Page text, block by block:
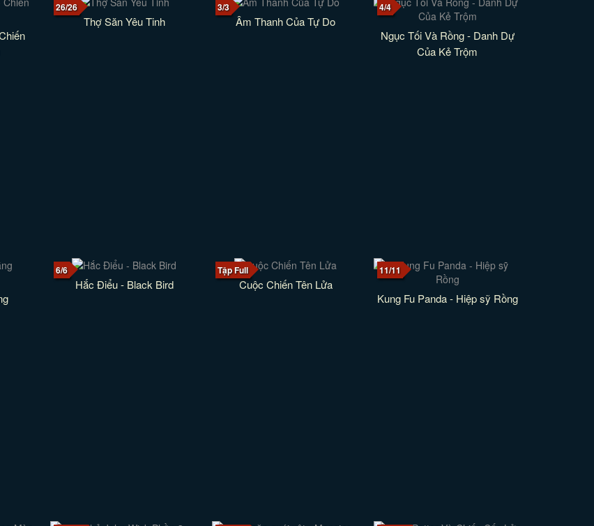
26/26
Thợ Săn Yêu Tinh
3/3
Âm Thanh Của Tự Do
4/4
Ngục Tối Và Rồng - Danh Dự
Của Kẻ Trộm
6/6
Hắc Điểu - Black Bird
Tập Full
Cuộc Chiến Tên Lửa
11/11
Kung Fu Panda - Hiệp sỹ Rồng